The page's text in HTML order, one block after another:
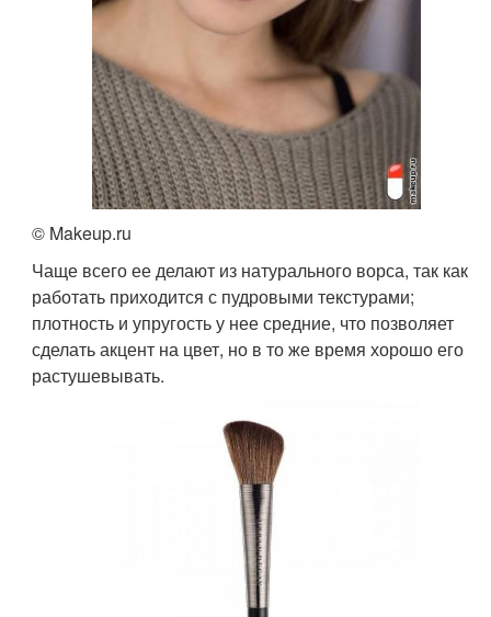
© Makeup.ru
Чаще всего ее делают из натурального ворса, так как
работать приходится с пудровыми текстурами;
плотность и упругость у нее средние, что позволяет
сделать акцент на цвет, но в то же время хорошо его
растушевывать.